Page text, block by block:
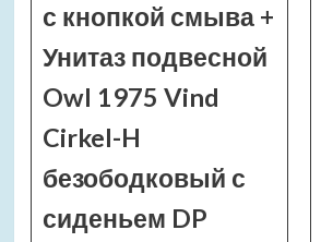
с кнопкой смыва +
Унитаз подвесной
Owl 1975 Vind
Cirkel-H
безободковый с
сиденьем DP